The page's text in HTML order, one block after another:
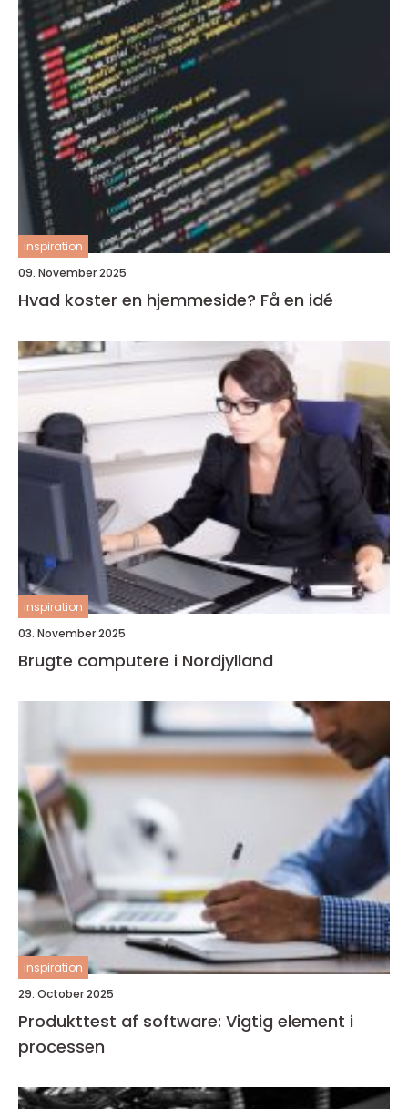
inspiration
09. November 2025
Hvad koster en hjemmeside? Få en idé
inspiration
03. November 2025
Brugte computere i Nordjylland
inspiration
29. October 2025
Produkttest af software: Vigtig element i
processen